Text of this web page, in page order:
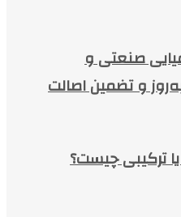
صنعتی و
و تضمین اصالت
ترکیبی چیست؟